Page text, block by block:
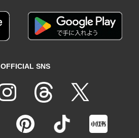
OFFICIAL SNS